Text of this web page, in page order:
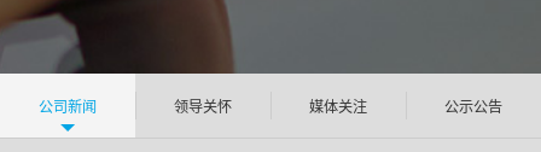
公司新闻 领导关怀 媒体关注 公示公告